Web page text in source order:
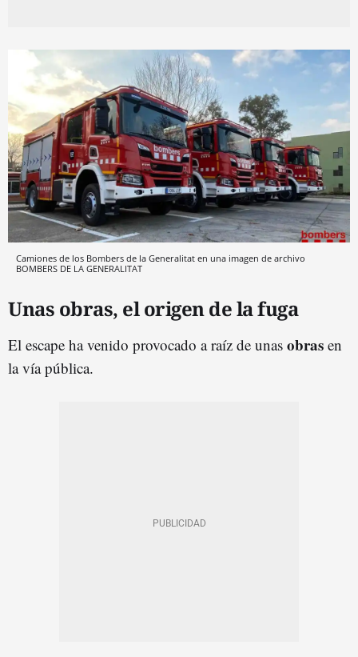
Camiones de los Bombers de la Generalitat en una imagen de archivo
BOMBERS DE LA GENERALITAT
Unas obras, el origen de la fuga
El escape ha venido provocado a raíz de unas obras en
la vía pública.